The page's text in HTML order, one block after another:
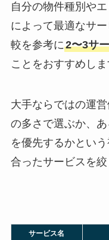
自分の物件種別や
によって最適なサ
較を参考に2〜3サ
ことをおすすめしま
大手ならではの運
の多さで選ぶか、
を優先するかとい
合ったサービスを絞
サービス名